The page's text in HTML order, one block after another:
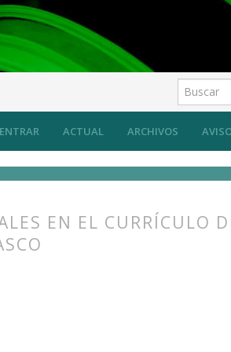
ACTUAL ARCHIVOS
ENTRAR
EN EL CURRÍCULO